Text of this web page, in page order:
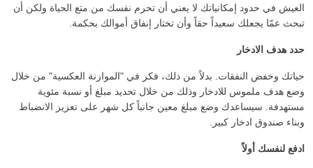
العيش في حدود إمكانياتك لا يعني أن تحرم نفسك من متع الحياة ولكن أن
تبحث عمّا يجعلك سعيداً حقاً وأن تختار إنفاق أموالك بحكمة.
حدد هدف الادخار
حياتك وخفض النفقات. بدلاً من ذلك، فكر في "الموازنة العكسية" من خلال
وضع هدف ملموس للادخار وذلك من خلال تحديد مبلغ أو نسبة مئوية
مستهدفة. سيساعدك وضع مبلغ معين جانباً كل شهر على تعزيز الانضباط
وبناء صندوق ادخار كبير.
ادفع لنفسك أولاً